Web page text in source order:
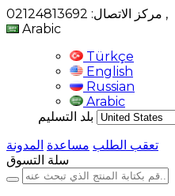
,
Arabic
Türkçe
English
Russian
Arabic
بلد التسليم
تعقب الطلب مساعدة المدونة
سلة التسوق